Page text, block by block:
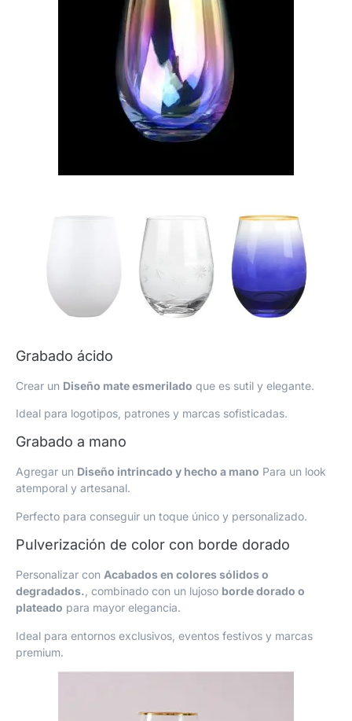
Grabado ácido
Crear un Diseño mate esmerilado que es sutil y elegante.
Ideal para logotipos, patrones y marcas sofisticadas.
Grabado a mano
Agregar un Diseño intrincado y hecho a mano Para un look
atemporal y artesanal.
Perfecto para conseguir un toque único y personalizado.
Pulverización de color con borde dorado
Personalizar con Acabados en colores sólidos o
degradados. , combinado con un lujoso borde dorado o
plateado para mayor elegancia.
Ideal para entornos exclusivos, eventos festivos y marcas
premium.